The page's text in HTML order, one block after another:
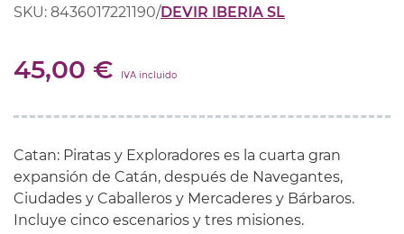
SKU: 8436017221190/DEVIR IBERIA SL
45,00 € IVA incluido
Catan: Piratas y Exploradores es la cuarta gran
expansión de Catán, después de Navegantes,
Ciudades y Caballeros y Mercaderes y Bárbaros.
Incluye cinco escenarios y tres misiones.